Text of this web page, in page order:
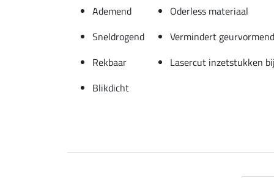
Ademend
Oderless materiaal
Sneldrogend
Vermindert
Rekbaar
Lasercut inzetstukken
Blikdicht